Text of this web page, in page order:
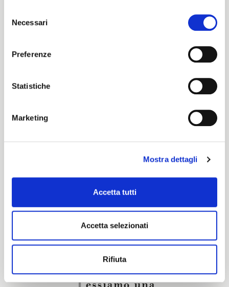
delNecessari
Preferenze
Statistiche
Marketing
Mostra dettagli
Accetta tutti
Accetta selezionati
Rifiuta
Are you interested in this fabric?
CONTACT OUR FINANCIAL ADVISOR